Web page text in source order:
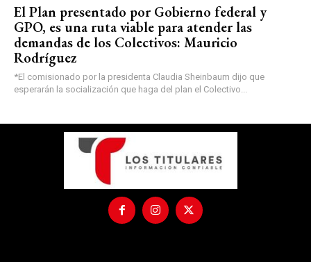
El Plan presentado por Gobierno federal y
GPO, es una ruta viable para atender las
demandas de los Colectivos: Mauricio
Rodríguez
*El comisionado por la presidenta Claudia Sheinbaum dijo que
esperarán la socialización que haga del plan el Colectivo...